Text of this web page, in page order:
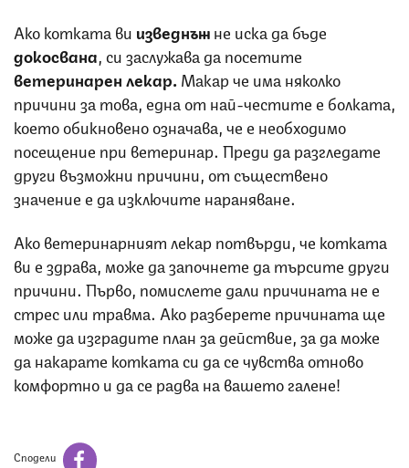
Ако котката ви изведнъжне иска да бъде
докосвана , си заслужава да посетите
ветеринарен лекар. Макар че има няколко
причини за това, една от най-честите е болката,
което обикновено означава, че е необходимо
посещение при ветеринар. Преди да разгледате
други възможни причини, от съществено
значение е да изключите нараняване.
Ако ветеринарният лекар потвърди, че котката
ви е здрава, може да започнете да търсите други
причини. Първо, помислете дали причината не е
стрес или травма. Ако разберете причината ще
може да изградите план за действие, за да може
да накарате котката си да се чувства отново
комфортно и да се радва на вашето галене!
Сподели